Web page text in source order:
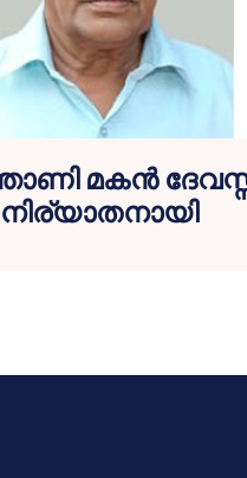
മകന്‍
നിര്യാതനായി